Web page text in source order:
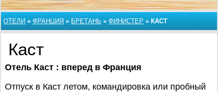
ОТЕЛИ » ФРАНЦИЯ » БРЕТАНЬ » ФИНИСТЕР » КАСТ
Каст
Отель Каст : вперед в Франция
Отпуск в Каст летом, командировка или пробный